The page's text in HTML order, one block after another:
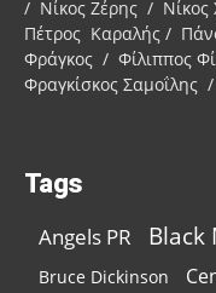
/ Νίκος Ζέρης /
Πέτρος Καραλής /
Φράγκος / Φίλιππος
Φραγκίσκος
Tags
Angels PR Black
Bruce Dickinson